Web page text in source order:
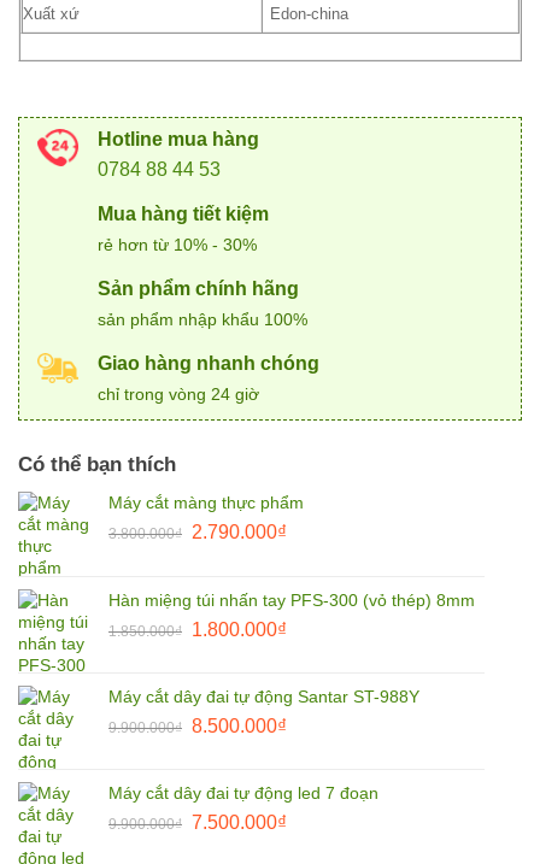
Xuất xứ
Edon-china
Hotline mua hàng
0784 88 44 53
Mua hàng tiết kiệm
rẻ hơn từ 10% - 30%
Sản phẩm chính hãng
sản phẩm nhập khẩu 100%
Giao hàng nhanh chóng
chỉ trong vòng 24 giờ
Có thể bạn thích
Máy cắt màng thực phẩm
3.800.000₫
Giá
3.800.000₫.
2.790.000₫Giá
là:
2.790.000₫.
Hàn miệng túi nhấn tay PFS-300 (vỏ thép) 8mm
1.850.000₫
Giá
1.850.000₫.
1.800.000₫Giá
là:
1.800.000₫.
Máy cắt dây đai tự động Santar ST-988Y
9.900.000₫ Giá
9.900.000₫.
8.500.000₫Giá
là:
8.500.000₫.
Máy cắt dây đai tự động led 7 đoạn
9.900.000₫ Giá
7.500.000₫Giá